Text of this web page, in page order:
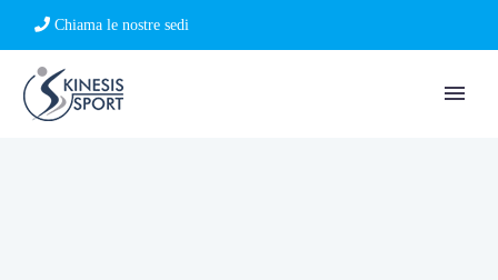
Chiama le nostre sedi